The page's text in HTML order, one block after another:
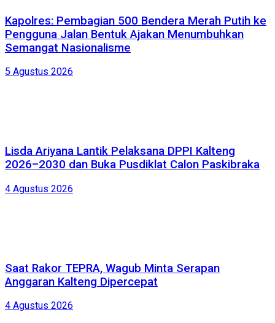
Kapolres: Pembagian 500 Bendera Merah Putih ke
Pengguna Jalan Bentuk Ajakan Menumbuhkan
Semangat Nasionalisme
5 Agustus 2026
Lisda Ariyana Lantik Pelaksana DPPI Kalteng
2026–2030 dan Buka Pusdiklat Calon Paskibraka
4 Agustus 2026
Saat Rakor TEPRA, Wagub Minta Serapan
Anggaran Kalteng Dipercepat
4 Agustus 2026